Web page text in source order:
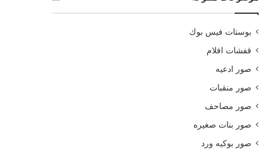
بوستات فيس بوك
قفشات افلام
صور ادعيه
صور منقبات
صور مصاحف
صور بنات صغيره
صور بوكيه ورد